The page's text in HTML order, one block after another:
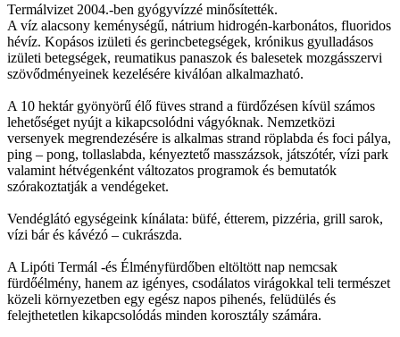
Termálvizet 2004.-ben gyógyvízzé minősítették.
A víz alacsony keménységű, nátrium hidrogén-karbonátos, fluoridos
hévíz. Kopásos izületi és gerincbetegségek, krónikus gyulladásos
izületi betegségek, reumatikus panaszok és balesetek mozgásszervi
szövődményeinek kezelésére kiválóan alkalmazható.
A 10 hektár gyönyörű élő füves strand a fürdőzésen kívül számos
lehetőséget nyújt a kikapcsolódni vágyóknak. Nemzetközi
versenyek megrendezésére is alkalmas strand röplabda és foci pálya,
ping – pong, tollaslabda, kényeztető masszázsok, játszótér, vízi park
valamint hétvégenként változatos programok és bemutatók
szórakoztatják a vendégeket.
Vendéglátó egységeink kínálata: büfé, étterem, pizzéria, grill sarok,
vízi bár és kávézó – cukrászda.
A Lipóti Termál -és Élményfürdőben eltöltött nap nemcsak
fürdőélmény, hanem az igényes, csodálatos virágokkal teli természet
közeli környezetben egy egész napos pihenés, felüdülés és
felejthetetlen kikapcsolódás minden korosztály számára.